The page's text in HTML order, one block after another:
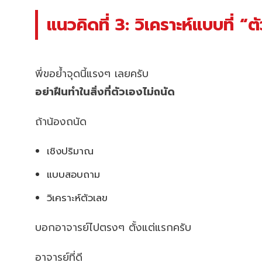
แนวคิดที่ 3: วิเคราะห์แบบที่ “
พี่ขอย้ำจุดนี้แรงๆ เลยครับ
อย่าฝืนทำในสิ่งที่ตัวเองไม่ถนัด
ถ้าน้องถนัด
เชิงปริมาณ
แบบสอบถาม
วิเคราะห์ตัวเลข
บอกอาจารย์ไปตรงๆ ตั้งแต่แรกครับ
อาจารย์ที่ดี